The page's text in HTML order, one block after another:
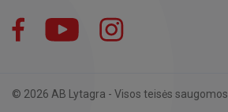
Facebook YouTube
© 2026 AB Lytagra - Visos teisės saugomos